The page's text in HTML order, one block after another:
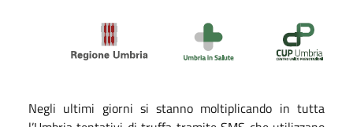
Negli ultimi giorni si stanno moltiplicando in tutta